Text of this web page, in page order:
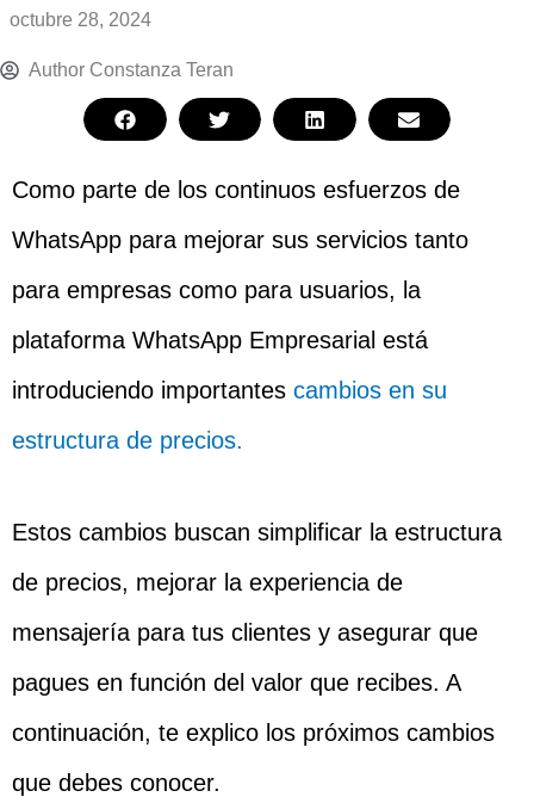
octubre 28, 2024
Author Constanza Teran
Como parte de los continuos esfuerzos de
WhatsApp para mejorar sus servicios tanto
para empresas como para usuarios, la
plataforma WhatsApp Empresarial está
introduciendo importantes cambios en su
estructura de precios.
Estos cambios buscan simplificar la estructura
de precios, mejorar la experiencia de
mensajería para tus clientes y asegurar que
pagues en función del valor que recibes. A
continuación, te explico los próximos cambios
que debes conocer.